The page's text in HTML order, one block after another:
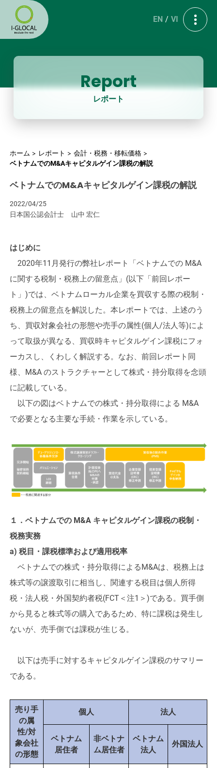
EN VI
Report
レポート
ホーム レポート
会計・税務・移転価格
ベトナムでのM&Aキャピタルゲイン課税の解説
ベトナムでのM&Aキャピタルゲイン課税の解説
2022/04/25
日本国公認会計士
山中 宏仁
はじめに
2020年11月発行の弊社レポート「ベトナムでの M&A
に関する税制・税務上の留意点」(以下「前回レポー
ト」)では、ベトナムローカル企業を買収する際の税制・
税務上の留意点を解説した。本レポートでは、上述のう
ち、買収対象会社の形態や売手の属性(個人/法人等)によ
って取扱が異なる、買収時キャピタルゲイン課税にフォ
ーカスし、くわしく解説する。なお、前回レポート同
様、M&A のストラクチャーとして株式・持分取得を念頭
に記載している。
以下の図はベトナムでの株式・持分取得による M&A
で必要となる主要な手続・作業を示している。
１．ベトナムでの M&A キャピタルゲイン課税の税制・
税務実務
a) 税目・課税標準および適用税率
ベトナムでの株式・持分取得によるM&Aは、税務上は
株式等の譲渡取引に相当し、関連する税目は個人所得
税・法人税・外国契約者税(FCT＜注1＞)である。買手側
から見ると株式等の購入であるため、特に課税は発生し
ないが、売手側では課税が生じる。
以下は売手に対するキャピタルゲイン課税のサマリー
である。
売り手
の属
性/対
象会社
の形態
個人 法人
ベトナム
居住者
非ベトナ
ム居住者
ベトナム
法人
外国法人